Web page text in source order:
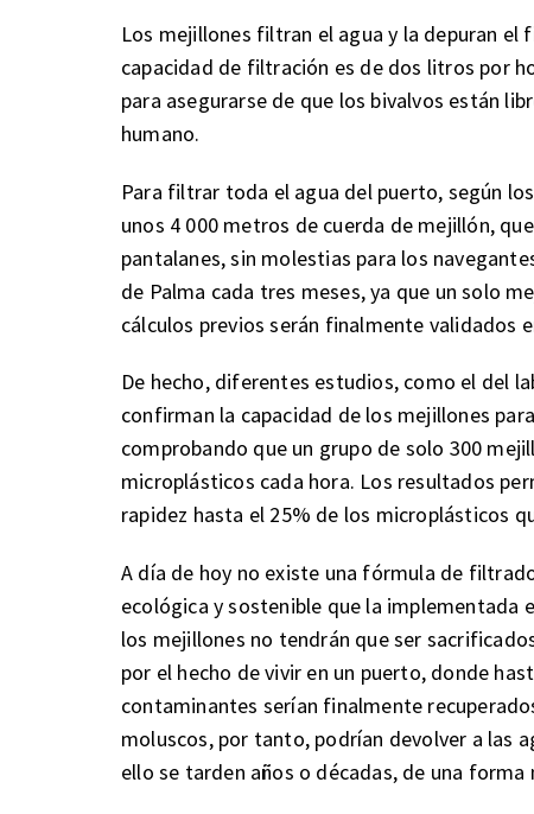
Los mejillones filtran el agua y la depuran
capacidad de filtración es de dos litros por
para asegurarse de que los bivalvos están
humano.
Para filtrar toda el agua del puerto, según
unos 4 000 metros de cuerda de mejillón,
pantalanes, sin molestias para los
de Palma cada tres meses, ya que un solo
cálculos previos serán finalmente validados
De hecho, diferentes estudios, como el del
confirman la capacidad de los mejillones
comprobando que un grupo de solo 300
microplásticos cada hora. Los resultados
rapidez hasta el 25% de los microplásticos
A día de hoy no existe una fórmula de
ecológica y sostenible que la implementada
los mejillones no tendrán que ser
por el hecho de vivir en un puerto, donde
contaminantes serían finalmente
moluscos, por tanto, podrían devolver a las
ello se tarden años o décadas, de una